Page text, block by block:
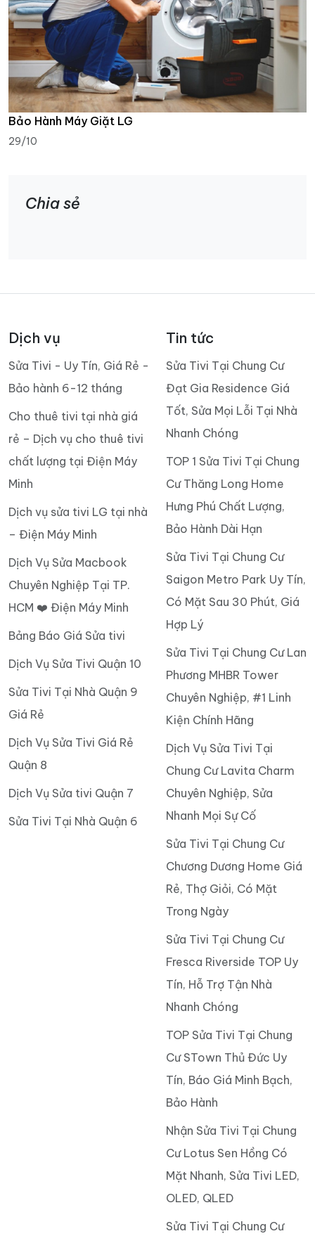
Bảo Hành Máy Giặt LG
29/10
Chia sẻ
Dịch vụ
Sửa Tivi - Uy Tín, Giá Rẻ -
Bảo hành 6-12 tháng
Cho thuê tivi tại nhà giá
rẻ – Dịch vụ cho thuê tivi
chất lượng tại Điện Máy
Minh
Dịch vụ sửa tivi LG tại nhà
– Điện Máy Minh
Dịch Vụ Sửa Macbook
Chuyên Nghiệp Tại TP.
HCM ❤️ Điện Máy Minh
Bảng Báo Giá Sửa tivi
Dịch Vụ Sửa Tivi Quận 10
Sửa Tivi Tại Nhà Quận 9
Giá Rẻ
Dịch Vụ Sửa Tivi Giá Rẻ
Quận 8
Dịch Vụ Sửa tivi Quận 7
Sửa Tivi Tại Nhà Quận 6
Tin tức
Sửa Tivi Tại Chung Cư
Đạt Gia Residence Giá
Tốt, Sửa Mọi Lỗi Tại Nhà
Nhanh Chóng
TOP 1 Sửa Tivi Tại Chung
Cư Thăng Long Home
Hưng Phú Chất Lượng,
Bảo Hành Dài Hạn
Sửa Tivi Tại Chung Cư
Saigon Metro Park Uy Tín,
Có Mặt Sau 30 Phút, Giá
Hợp Lý
Sửa Tivi Tại Chung Cư Lan
Phương MHBR Tower
Chuyên Nghiệp, #1 Linh
Kiện Chính Hãng
Dịch Vụ Sửa Tivi Tại
Chung Cư Lavita Charm
Chuyên Nghiệp, Sửa
Nhanh Mọi Sự Cố
Sửa Tivi Tại Chung Cư
Chương Dương Home Giá
Rẻ, Thợ Giỏi, Có Mặt
Trong Ngày
Sửa Tivi Tại Chung Cư
Fresca Riverside TOP Uy
Tín, Hỗ Trợ Tận Nhà
Nhanh Chóng
TOP Sửa Tivi Tại Chung
Cư STown Thủ Đức Uy
Tín, Báo Giá Minh Bạch,
Bảo Hành
Nhận Sửa Tivi Tại Chung
Cư Lotus Sen Hồng Có
Mặt Nhanh, Sửa Tivi LED,
OLED, QLED
Sửa Tivi Tại Chung Cư